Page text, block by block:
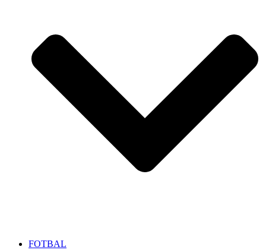
FOTBAL